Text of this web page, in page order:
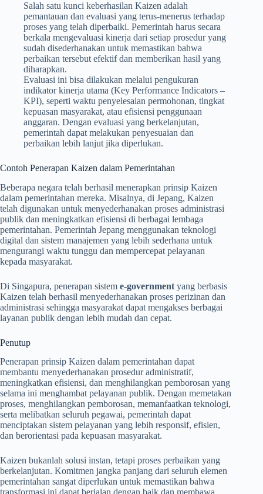
Salah satu kunci keberhasilan Kaizen adalah
pemantauan dan evaluasi yang terus-menerus terhadap
proses yang telah diperbaiki. Pemerintah harus secara
berkala mengevaluasi kinerja dari setiap prosedur yang
sudah disederhanakan untuk memastikan bahwa
perbaikan tersebut efektif dan memberikan hasil yang
diharapkan.
Evaluasi ini bisa dilakukan melalui pengukuran
indikator kinerja utama (Key Performance Indicators –
KPI), seperti waktu penyelesaian permohonan, tingkat
kepuasan masyarakat, atau efisiensi penggunaan
anggaran. Dengan evaluasi yang berkelanjutan,
pemerintah dapat melakukan penyesuaian dan
perbaikan lebih lanjut jika diperlukan.
Contoh Penerapan Kaizen dalam Pemerintahan
Beberapa negara telah berhasil menerapkan prinsip Kaizen
dalam pemerintahan mereka. Misalnya, di Jepang, Kaizen
telah digunakan untuk menyederhanakan proses administrasi
publik dan meningkatkan efisiensi di berbagai lembaga
pemerintahan. Pemerintah Jepang menggunakan teknologi
digital dan sistem manajemen yang lebih sederhana untuk
mengurangi waktu tunggu dan mempercepat pelayanan
kepada masyarakat.
Di Singapura, penerapan sistem e-government yang berbasis
Kaizen telah berhasil menyederhanakan proses perizinan dan
administrasi sehingga masyarakat dapat mengakses berbagai
layanan publik dengan lebih mudah dan cepat.
Penutup
Penerapan prinsip Kaizen dalam pemerintahan dapat
membantu menyederhanakan prosedur administratif,
meningkatkan efisiensi, dan menghilangkan pemborosan yang
selama ini menghambat pelayanan publik. Dengan memetakan
proses, menghilangkan pemborosan, memanfaatkan teknologi,
serta melibatkan seluruh pegawai, pemerintah dapat
menciptakan sistem pelayanan yang lebih responsif, efisien,
dan berorientasi pada kepuasan masyarakat.
Kaizen bukanlah solusi instan, tetapi proses perbaikan yang
berkelanjutan. Komitmen jangka panjang dari seluruh elemen
pemerintahan sangat diperlukan untuk memastikan bahwa